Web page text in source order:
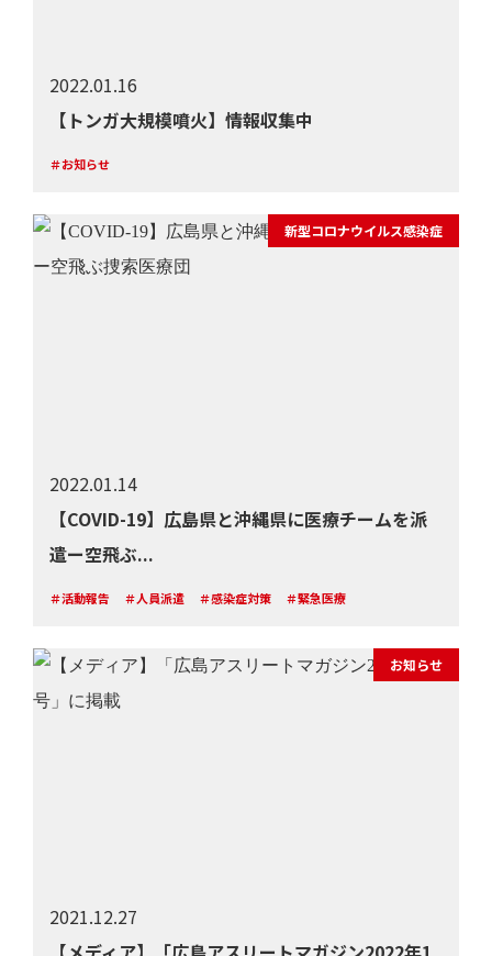
2022.01.16
【トンガ大規模噴火】情報収集中
＃お知らせ
2022.01.14
【COVID-19】広島県と沖縄県に医療チームを派
遣ー空飛ぶ...
＃活動報告 ＃人員派遣 ＃感染症対策 ＃緊急医療
新型コロナウイルス感染症
2021.12.27
お知らせ